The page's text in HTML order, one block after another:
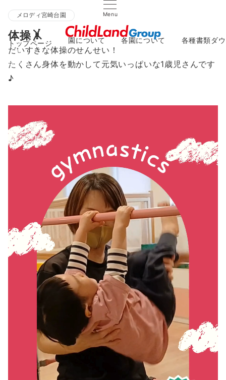
Menu
English
トップページ 園について
About
各園について 各種書類ダ
メロディ宮崎台園
体操🤸
だいすきな体操のせんせい！
たくさん身体を動かして元気いっぱいな1歳児さんです
♪